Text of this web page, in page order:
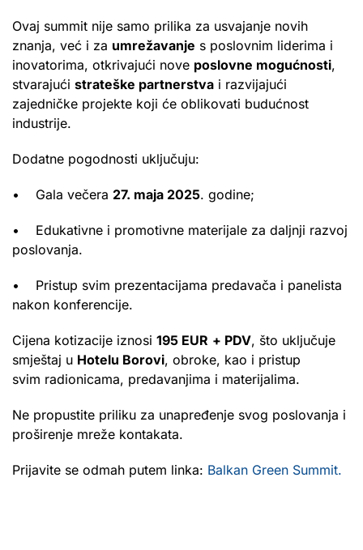
Ovaj summit nije samo prilika za usvajanje novih
znanja, već i za umrežavanje s poslovnim liderima i
inovatorima, otkrivajući nove poslovne mogućnosti,
stvarajući strateške partnerstva i razvijajući
zajedničke projekte koji će oblikovati budućnost
industrije.
Dodatne pogodnosti uključuju:
• Gala večera 27. maja 2025. godine;
• Edukativne i promotivne materijale za daljnji razvoj
poslovanja.
• Pristup svim prezentacijama predavača i panelista
nakon konferencije.
Cijena kotizacije iznosi 195 EUR + PDV, što uključuje
smještaj u Hotelu Borovi, obroke, kao i pristup
svim radionicama, predavanjima i materijalima.
Ne propustite priliku za unapređenje svog poslovanja i
proširenje mreže kontakata.
Prijavite se odmah putem linka: Balkan Green Summit.